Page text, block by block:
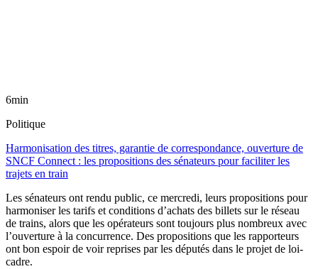
6min
Politique
Harmonisation des titres, garantie de correspondance, ouverture de
SNCF Connect : les propositions des sénateurs pour faciliter les
trajets en train
Les sénateurs ont rendu public, ce mercredi, leurs propositions pour
harmoniser les tarifs et conditions d’achats des billets sur le réseau
de trains, alors que les opérateurs sont toujours plus nombreux avec
l’ouverture à la concurrence. Des propositions que les rapporteurs
ont bon espoir de voir reprises par les députés dans le projet de loi-
cadre.